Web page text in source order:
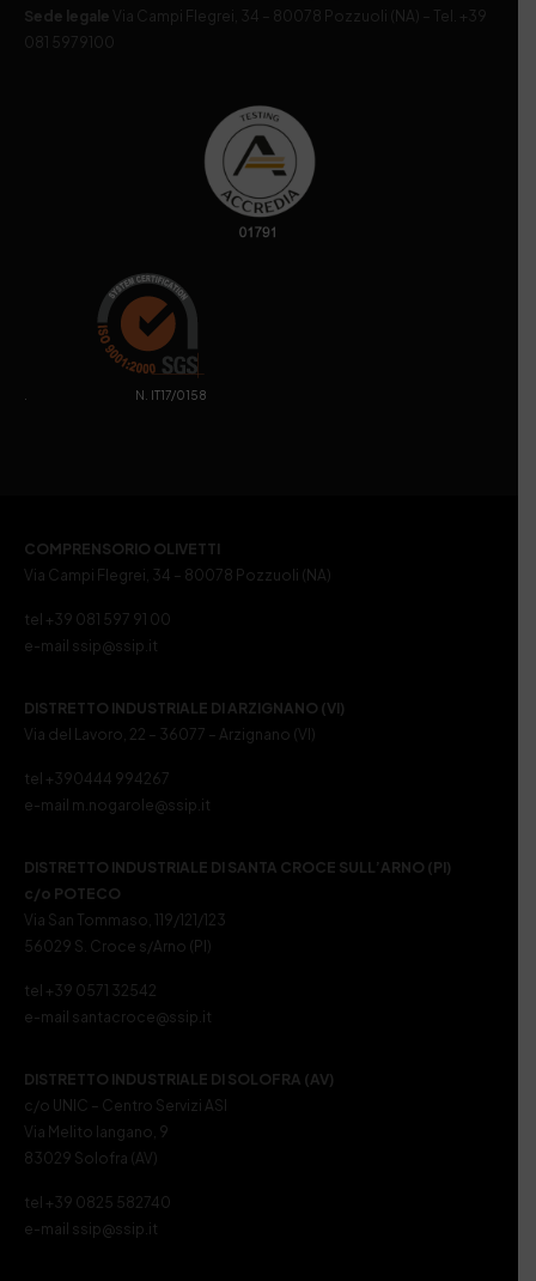
Sede legale
Via Campi Flegrei, 34 – 80078 Pozzuoli (NA) – Tel. +39
081 5979100
. N. IT17/0158
COMPRENSORIO OLIVETTI
Via Campi Flegrei, 34 – 80078 Pozzuoli (NA)
tel +39 081 597 91 00
e-mail ssip@ssip.it
DISTRETTO INDUSTRIALE DI ARZIGNANO (VI)
Via del Lavoro, 22 – 36077 – Arzignano (VI)
tel +390444 994267
e-mail m.nogarole@ssip.it
DISTRETTO INDUSTRIALE DI SANTA CROCE SULL’ARNO (PI)
c/o POTECO
Via San Tommaso, 119/121/123
56029 S. Croce s/Arno (PI)
tel +39 0571 32542
e-mail santacroce@ssip.it
DISTRETTO INDUSTRIALE DI SOLOFRA (AV)
c/o UNIC – Centro Servizi ASI
Via Melito Iangano, 9
83029 Solofra (AV)
tel +39 0825 582740
e-mail ssip@ssip.it